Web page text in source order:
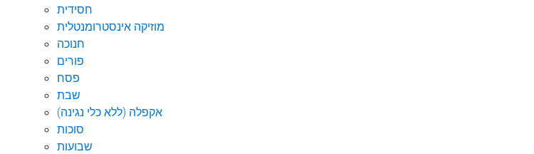
חסידית
מוזיקה אינסטרומנטלית
חנוכה
פורים
פסח
שבת
אקפלה (ללא כלי נגינה)
סוכות
שבועות